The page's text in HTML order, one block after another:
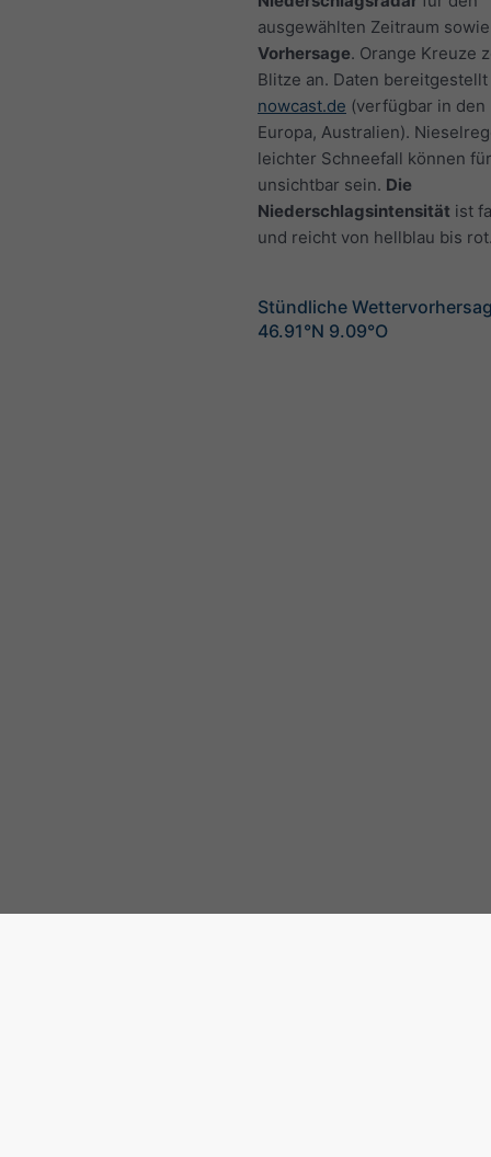
ausgewählten Zeitraum
Vorhersage. Orange Kreuze
Blitze an. Daten
nowcast.de (verfügbar in den
Europa, Australien).
leichter Schneefall können
unsichtbar sein. Die
Niederschlagsintensität ist
und reicht von hellblau bis
Stündliche
46.91°N 9.09°O